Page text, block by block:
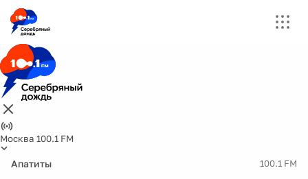
Москва 100.1 FM
Апатиты 100.1 FM